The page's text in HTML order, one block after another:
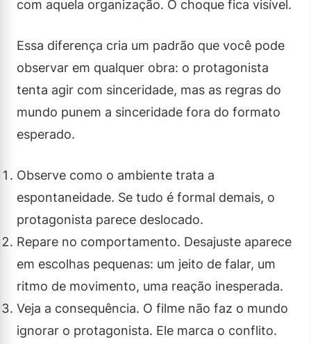
com aquela organização. O choque fica visível.
Essa diferença cria um padrão que você pode
observar em qualquer obra: o protagonista
tenta agir com sinceridade, mas as regras do
mundo punem a sinceridade fora do formato
esperado.
Observe como o ambiente trata a
espontaneidade. Se tudo é formal demais, o
protagonista parece deslocado.
Repare no comportamento. Desajuste aparece
em escolhas pequenas: um jeito de falar, um
ritmo de movimento, uma reação inesperada.
Veja a consequência. O filme não faz o mundo
ignorar o protagonista. Ele marca o conflito.